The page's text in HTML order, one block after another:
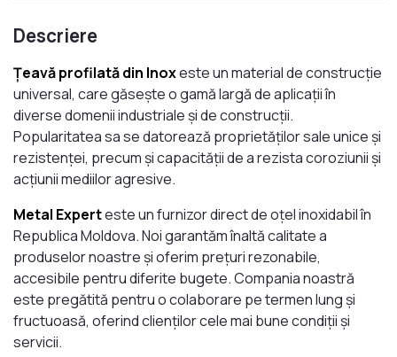
Descriere
Țeavă profilată din Inoxeste un material de construcție
universal, care găsește o gamă largă de aplicații în
diverse domenii industriale și de construcții.
Popularitatea sa se datorează proprietăților sale unice și
rezistenței, precum și capacității de a rezista coroziunii și
acțiunii mediilor agresive.
Metal Experteste un furnizor direct de oțel inoxidabil în
Republica Moldova. Noi garantăm înaltă calitate a
produselor noastre și oferim prețuri rezonabile,
accesibile pentru diferite bugete. Compania noastră
este pregătită pentru o colaborare pe termen lung și
fructuoasă, oferind clienților cele mai bune condiții și
servicii.